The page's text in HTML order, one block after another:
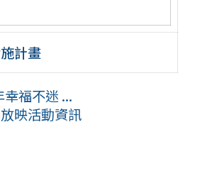
計畫
福不迷 ...
映活動資訊